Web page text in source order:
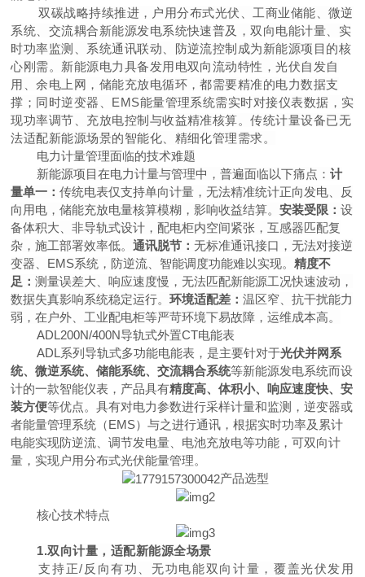
双碳战略持续推进，户用分布式光伏、工商业储能、微逆
系统、交流耦合新能源发电系统快速普及，双向电能计量、实
时功率监测、系统通讯联动、防逆流控制成为新能源项目的核
心刚需。新能源电力具备发用电双向流动特性，光伏自发自
用、余电上网，储能充放电循环，都需要精准的电力数据支
撑；同时逆变器
EMS能量管理系统需实时对接仪表数据，实
现功率调节、充放电控制与收益精准核算。传统计量设备已无
法适配新能源场景的智能化、精细化管理需求。
电力计量管理面临的技术难题
新能源项目在电力计量与管理中，普遍面临以下痛点：计
量单一：传统电表仅支持单向计量，无法精准统计正向发电、反
向用电，储能充放电量核算模糊，影响收益结算。安装受限：设
备体积大、非导轨式设计，配电柜内空间紧张，互感器匹配复
杂，施工部署效率低。通讯脱节：无标准通讯接口，无法对接逆
变器
EMS系统，防逆流、智能调度功能难以实现。精度不
足：测量误差大、响应速度慢，无法匹配新能源工况快速波动，
数据失真影响系统稳定运行。环境适配差：温区窄、抗干扰能力
弱，在户外、工业配电柜等严苛环境下易故障，运维成本高。
ADL200N/400N导轨式外置CT电能表
ADL系列导轨式多功能电能表，是主要针对于光伏并网系
统、微逆系统、储能系统、交流耦合系统等新能源发电系统而设
计的一款智能仪表，产品具有精度高、体积小、响应速度快、安
装方便等优点。具有对电力参数进行采样计量和监测，逆变器或
者能量管理系统 （EMS）与之进行通讯，根据实时功率及累计
电能实现防逆流、调节发电量、电池充放电等功能，可双向计
量，实现户用分布式光伏能量管理。
产品选型
核心技术特点
1.双向计量，适配新能源全场景
支持正/ 反向有功、无功电能双向计量，覆盖光伏发用